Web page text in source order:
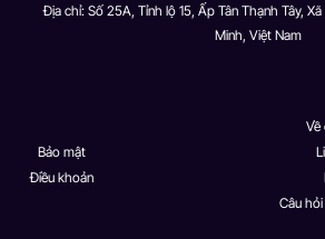
Địa chỉ: Số 25A, Tỉnh lộ 15, Ấp Tân Thạnh Tây,
Minh, Việt Nam
Bảo mật
Điều khoản
Về
Câu